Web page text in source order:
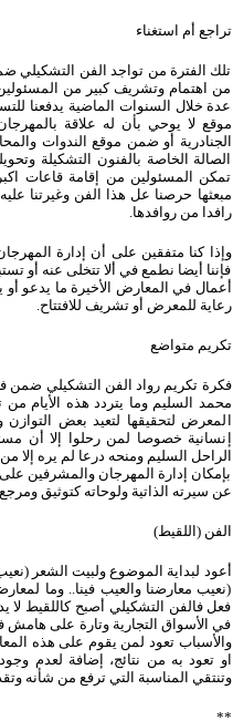
تراجع أم استغناء
تلك الفترة من تواجد الفن التشكيلي
من اهتمام وتشريف كبير من
عدة خلال السنوات الماضية يدفعنا
موقع لا يوحي بأن له علاقة
الجنادرية أو ضمن موقع الندوات
الصالة الخاصة بالفنون التشكيلة
تمكن المسئولين من إقامة قاعات اكبر
مبعثها حرصنا عل هذا الفن وغيرتنا
رافدا من روافدها.
وإذا كنا متفقين على أن إدارة
فإننا أيضا نطمع في ألا تتخلى عنه أو
أعمال في المعارض الأخيرة ما يدعو
رعاية للمعرض أو تشريف للافتتاح.
تكريم متواضع
فكرة تكريم رواد الفن التشكيلي ضمن
محمد السليم وما يتردد هذه الأيام
المعرض لتحقيقها لتعيد بعض
إنسانية خصوصا لمن رحلوا إلا أن
الراحل السليم ومنحه درعا لم يره إلا
بإمكان إدارة المهرجان والمشرفين
عن سيرته الذاتية ولوحاته كتوثيق
الفن (اللقيط)
أعود لبداية الموضوع ولبيت الشعر
(نعيب معارضنا والعيب فينا.. وما
فعل فالفن التشكيلي أصبح كاللقيط
في الأسواق التجارية وتارة على
والأسباب تعود لمن يقوم على هذه
او تعود به من نتائج، إضافة لعدم
وتنتقي المناسبة التي ترفع من شأنه
**